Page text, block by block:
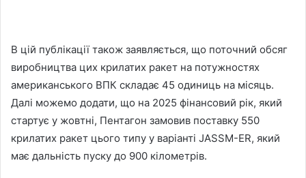
В цій публікації також заявляється, що поточний обсяг
виробництва цих крилатих ракет на потужностях
американського ВПК складає 45 одиниць на місяць.
Далі можемо додати, що на 2025 фінансовий рік, який
стартує у жовтні, Пентагон замовив поставку 550
крилатих ракет цього типу у варіанті JASSM-ER, який
має дальність пуску до 900 кілометрів.